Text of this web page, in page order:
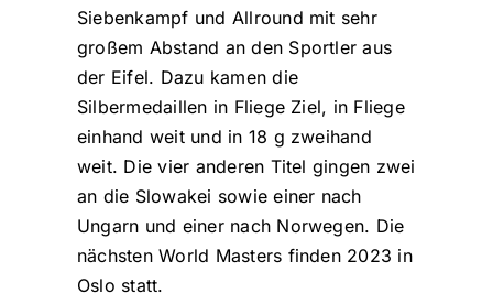
Siebenkampf und Allround mit sehr
großem Abstand an den Sportler aus
der Eifel. Dazu kamen die
Silbermedaillen in Fliege Ziel, in Fliege
einhand weit und in 18 g zweihand
weit. Die vier anderen Titel gingen zwei
an die Slowakei sowie einer nach
Ungarn und einer nach Norwegen. Die
nächsten World Masters finden 2023 in
Oslo statt.